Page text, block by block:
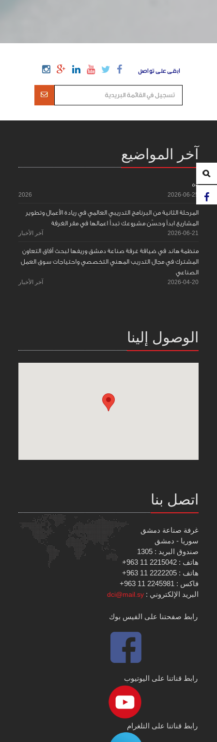
ابقى على تواصل
آخر المواضيع
55
2026-06-25
2026
المرحلة الثانية من البرنامج التدريبي العالمي في ريادة الأعمال وتطوير
المشاريع ابدأ وحسّن مشروعك تبدأ اعمالها في مقر الغرفة
2026-06-21 آخر الأخبار
منظمة هاند في ضيافة غرفة صناعة دمشق وريفها لبحث آفاق التعاون
المشترك في مجال التدريب المهني التخصصي واحتياجات سوق العمل
الصناعي
2026-04-20 آخر الأخبار
الوصول إلينا
اتصل بنا
غرفة صناعة دمشق
سوريا - دمشق
صندوق البريد : 1305
هاتف : 2215042 11 963+
هاتف : 2222205 11 963+
فاكس : 2245981 11 963+
البريد الإلكتروني :dci@mail.sy
رابط صفحتنا على الفيس بوك
رابط قناتنا على اليوتيوب
رابط قناتنا على التلغرام